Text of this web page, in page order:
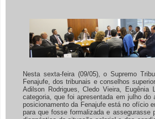
Nesta sexta-feira (09/05), o Supremo
Fenajufe, dos tribunais e conselhos
Adilson Rodrigues, Cledo Vieira,
categoria, que foi apresentada em julho
posicionamento da Fenajufe está no ofício
para que fosse formalizada e